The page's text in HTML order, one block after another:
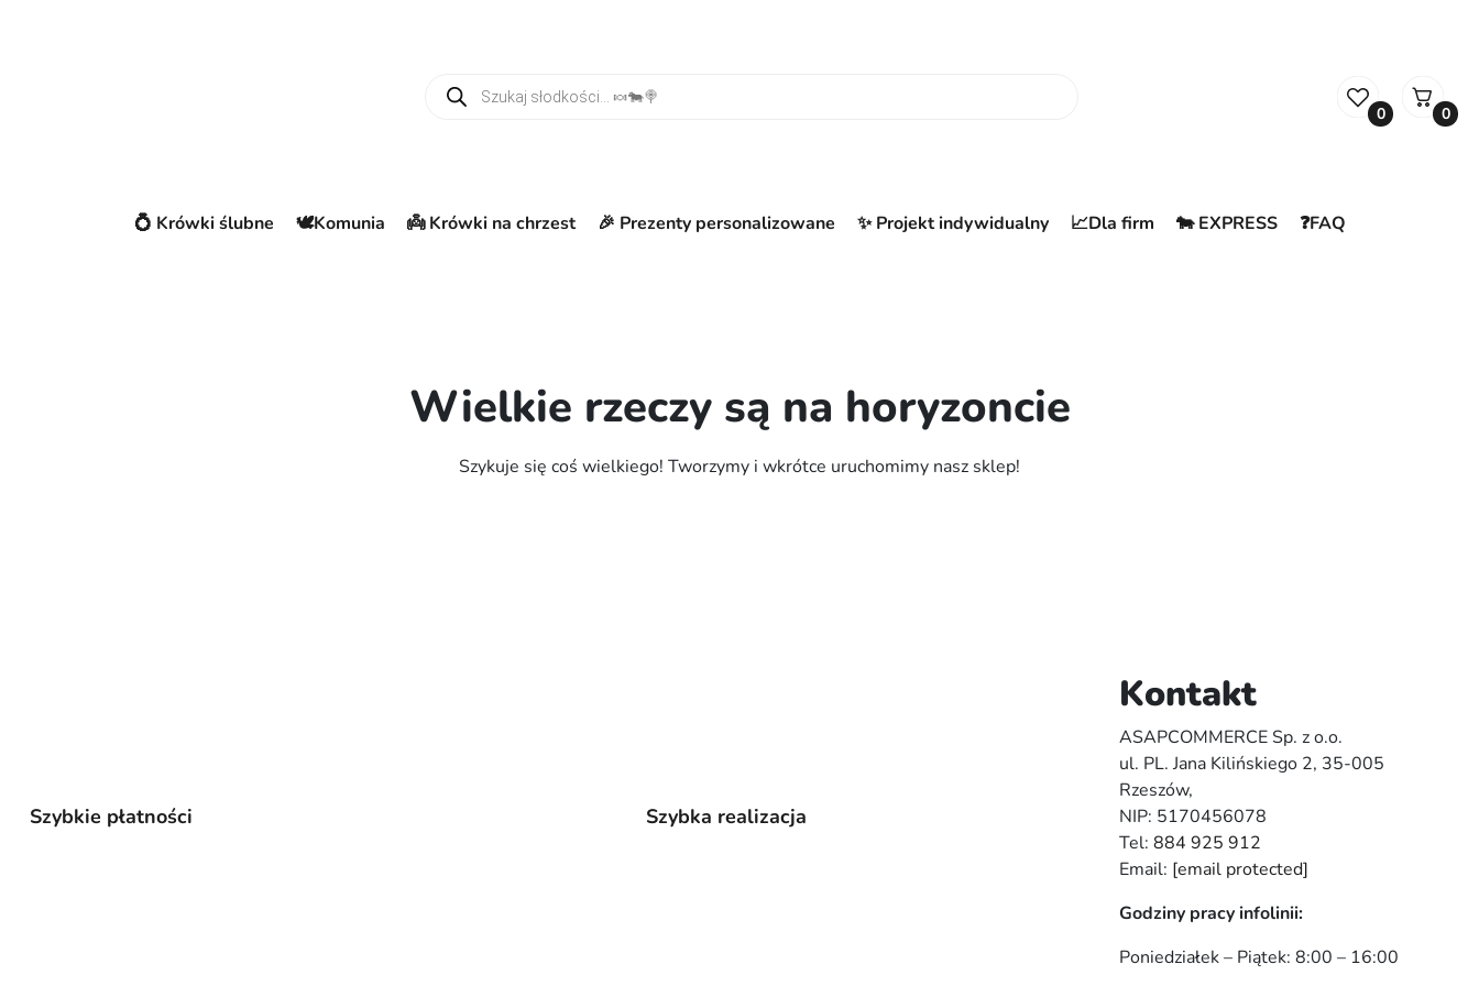
0 0
💍 Krówki ślubne 🕊️Komunia 👼 Krówki na chrzest 🎉 Prezenty personalizowane ✨ Projekt indywidualny 📈Dla firm 🐄 EXPRESS ❓FAQ
Wielkie rzeczy są na horyzoncie
Szykuje się coś wielkiego! Tworzymy i wkrótce uruchomimy nasz sklep!
Szybkie płatności Szybka realizacja
Kontakt
ASAPCOMMERCE Sp. z o.o.
ul. PL. Jana Kilińskiego 2, 35-005
Rzeszów,
NIP: 5170456078
Tel: 884 925 912
Email: [email protected]
Godziny pracy infolinii:
Poniedziałek – Piątek: 8:00 – 16:00